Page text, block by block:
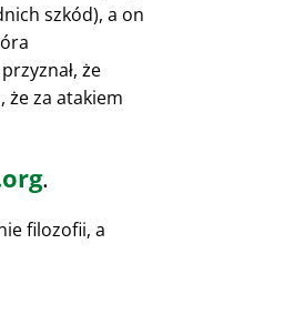
szkód), a on
że
że za atakiem
.
filozofii, a